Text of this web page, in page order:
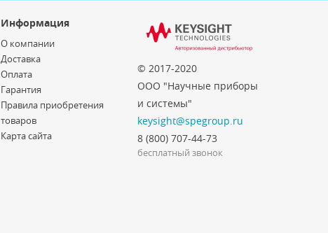
Информация
© 2017-2020
ООО "Научные приборы
и системы"
keysight@spegroup.ru
8 (800) 707-44-73
бесплатный звонок
О компании
Доставка
Оплата
Гарантия
Правила приобретения
товаров
Карта сайта